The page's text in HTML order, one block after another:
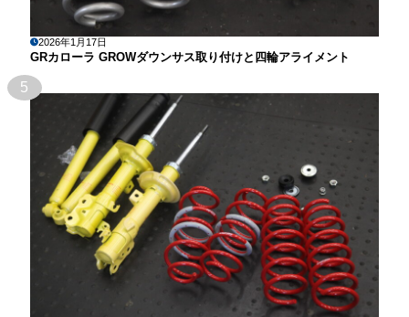
2026年1月17日
GRカローラ GROWダウンサス取り付けと四輪アライメント
5